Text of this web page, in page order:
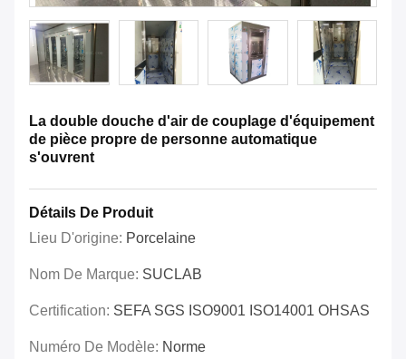
La double douche d'air de couplage d'équipement
de pièce propre de personne automatique
s'ouvrent
Détails De Produit
Lieu D'origine: Porcelaine
Nom De Marque: SUCLAB
Certification: SEFA SGS ISO9001 ISO14001 OHSAS
Numéro De Modèle: Norme